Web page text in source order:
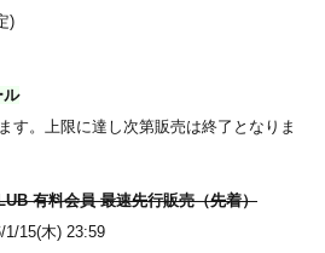
)
ル
す。上限に達し次第販売は終了となりま
有料会員 最速先行販売（先着）
1/15(木) 23:59